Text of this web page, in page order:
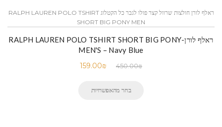
ראלף לורן חולצות שרוול קצר פולו לגבר כל הקטלוג RALPH LAUREN POLO TSHIRT
SHORT BIG PONY MEN
ראלף לורן-RALPH LAUREN POLO TSHIRT SHORT BIG PONY
MEN'S – Navy Blue
450.00₪
159.00₪
בחר מהאפשרויות